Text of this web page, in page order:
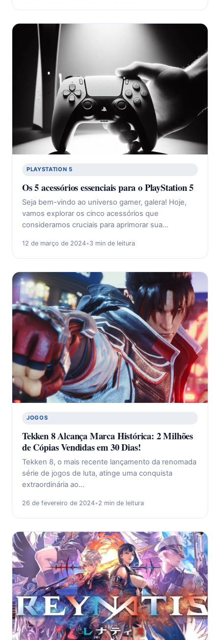
PLAYSTATION 5
Os 5 acessórios essenciais para o PlayStation 5
Seja bem-vindo ao universo gamer, galera! Hoje,
vamos explorar os cinco acessórios que
consideramos cruciais para aprimorar sua…
12 de março de 2024•3 min de leitura
JOGOS
Tekken 8 Alcança Marca Histórica: 2 Milhões
de Cópias Vendidas em 30 Dias!
Tekken 8, o mais recente lançamento da renomada
série de jogos de luta, atinge uma conquista
extraordinária ao…
26 de fevereiro de 2024•2 min de leitura